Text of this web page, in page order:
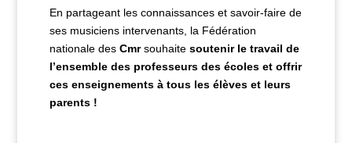
En partageant les connaissances et savoir-faire de
ses musiciens intervenants, la Fédération
nationale des Cmrsouhaite soutenir le travail de
l’ensemble des professeurs des écoles et offrir
ces enseignements à tous les élèves et leurs
parents !